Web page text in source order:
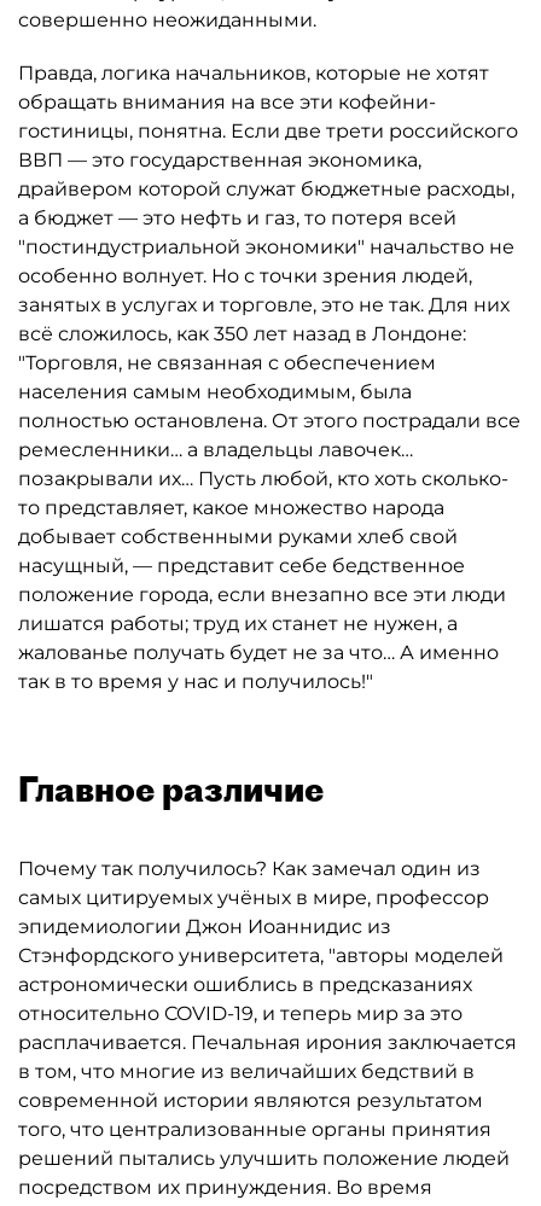
совершенно неожиданными.
Правда, логика начальников, которые не хотят
обращать внимания на все эти кофейни-
гостиницы, понятна. Если две трети российского
ВВП — это государственная экономика,
драйвером которой служат бюджетные расходы,
а бюджет — это нефть и газ, то потеря всей
"постиндустриальной экономики" начальство не
особенно волнует. Но с точки зрения людей,
занятых в услугах и торговле, это не так. Для них
всё сложилось, как 350 лет назад в Лондоне:
"Торговля, не связанная с обеспечением
населения самым необходимым, была
полностью остановлена. От этого пострадали все
ремесленники… а владельцы лавочек…
позакрывали их… Пусть любой, кто хоть сколько-
то представляет, какое множество народа
добывает собственными руками хлеб свой
насущный, — представит себе бедственное
положение города, если внезапно все эти люди
лишатся работы; труд их станет не нужен, а
жалованье получать будет не за что… А именно
так в то время у нас и получилось!"
Главное различие
Почему так получилось? Как замечал один из
самых цитируемых учёных в мире, профессор
эпидемиологии Джон Иоаннидис из
Стэнфордского университета, "авторы моделей
астрономически ошиблись в предсказаниях
относительно COVID-19, и теперь мир за это
расплачивается. Печальная ирония заключается
в том, что многие из величайших бедствий в
современной истории являются результатом
того, что централизованные органы принятия
решений пытались улучшить положение людей
посредством их принуждения. Во время